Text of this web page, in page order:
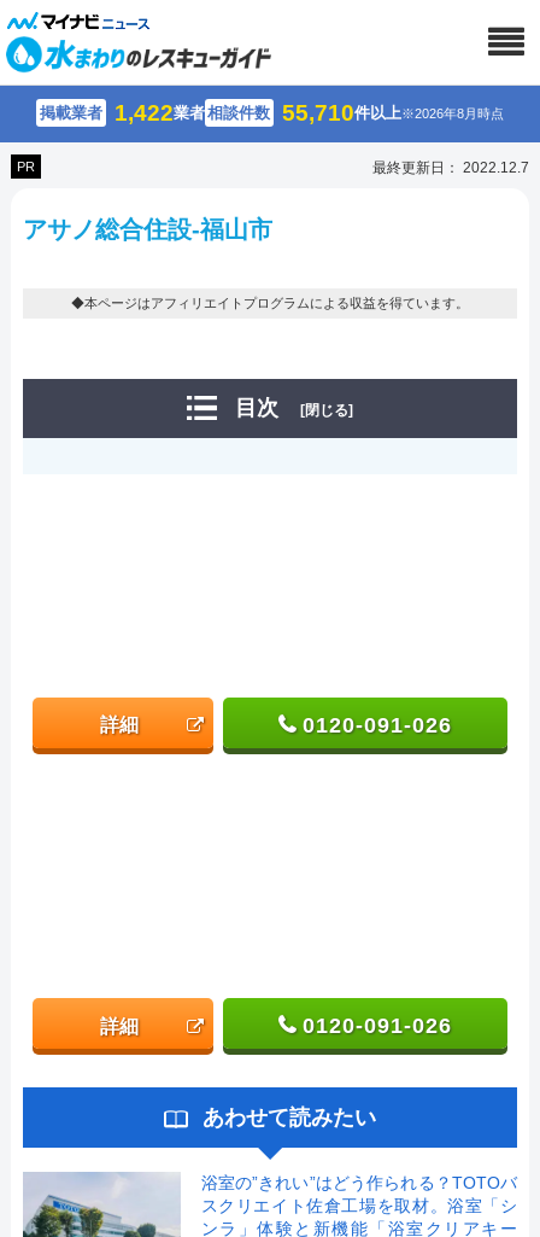
掲載業者 1,422業者相談件数 55,710件以上※2026年8月時点
PR 最終更新日： 2022.12.7
アサノ総合住設-福山市
◆本ページはアフィリエイトプログラムによる収益を得ています。
目次 [閉じる]
詳細 0120-091-026
詳細 0120-091-026
あわせて読みたい
浴室の”きれい”はどう作られる？TOTOバ
スクリエイト佐倉工場を取材。浴室「シ
ンラ」体験と新機能「浴室クリアキー